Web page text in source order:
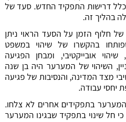
דרישות התפקיד החדש. סעד של
בהליך זה.
חלוף הזמן על הסעד הראוי ניתן
בהקשרו של שיהוי במשפט
שיהוי אובייקטיבי, ומבחן הפגיעה
השיהוי של המערער היה בן שנה
מצד המדינה, והנסיבות של פגיעה
יחסי עבודה.
המערער בתפקידים אחרים לא צלחו.
חל שינוי בתפקיד שבגינו המערער